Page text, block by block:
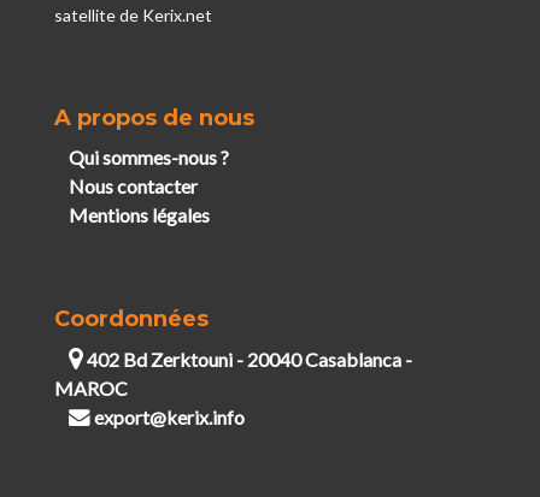
satellite de Kerix.net
A propos de nous
Qui sommes-nous ?
Nous contacter
Mentions légales
Coordonnées
402 Bd Zerktouni - 20040 Casablanca -
MAROC
export@kerix.info